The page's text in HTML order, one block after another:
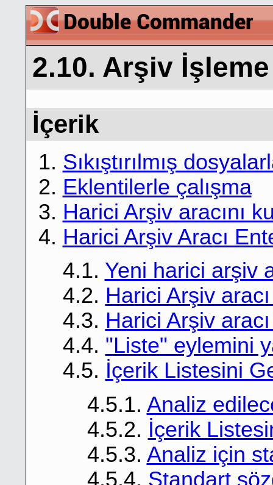
2.10. Arşiv İşleme
İçerik
1. Sıkıştırılmış
2. Eklentilerle çalışma
3. Harici Arşiv aracını
4. Harici Arşiv Aracı
4.1. Yeni harici arşiv
4.2. Harici Arşiv
4.3. Harici Arşiv
4.4. "Liste" eylemini
4.5. İçerik Listesini
4.5.1. Analiz
4.5.2. İçerik
4.5.3. Analiz için
4.5.4. Standart